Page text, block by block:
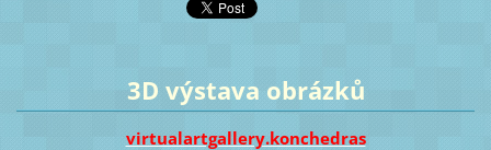
3D výstava obrázků
virtualartgallery.konchedras